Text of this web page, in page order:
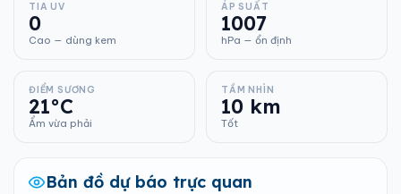
TIA UV
0
Cao — dùng kem
ÁP SUẤT
1007
hPa — ổn định
ĐIỂM SƯƠNG
21°C
Ẩm vừa phải
TẦM NHÌN
10 km
Tốt
Bản đồ dự báo trực quan